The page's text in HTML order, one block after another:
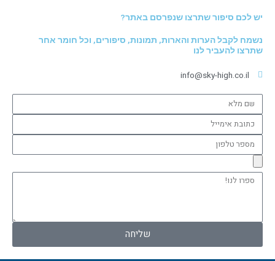
יש לכם סיפור שתרצו שנפרסם באתר?
נשמח לקבל הערות והארות, תמונות, סיפורים, וכל חומר אחר
שתרצו להעביר לנו
info@sky-high.co.il
שם
מלא
כתובת
אימייל
מספר
טלפון
ספרו
שליחה